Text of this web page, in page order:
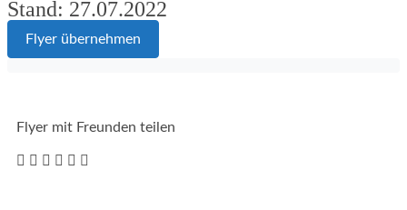
Stand: 27.07.2022
Flyer übernehmen
Flyer mit Freunden teilen